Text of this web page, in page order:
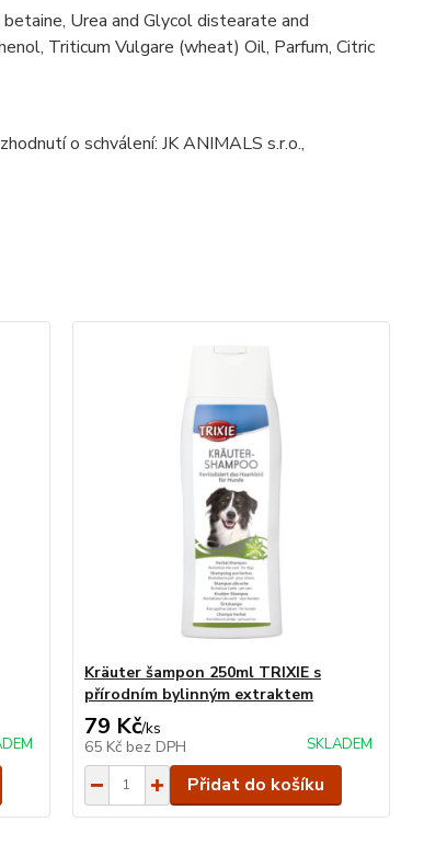
Urea and Glycol distearate and
Triticum Vulgare (wheat) Oil, Parfum, Citric
o schválení: JK ANIMALS s.r.o.,
Kräuter šampon 250ml TRIXIE s
přírodním bylinným extraktem
79 Kč/ks
65 Kč bez DPH SKLADEM
Přidat do košíku